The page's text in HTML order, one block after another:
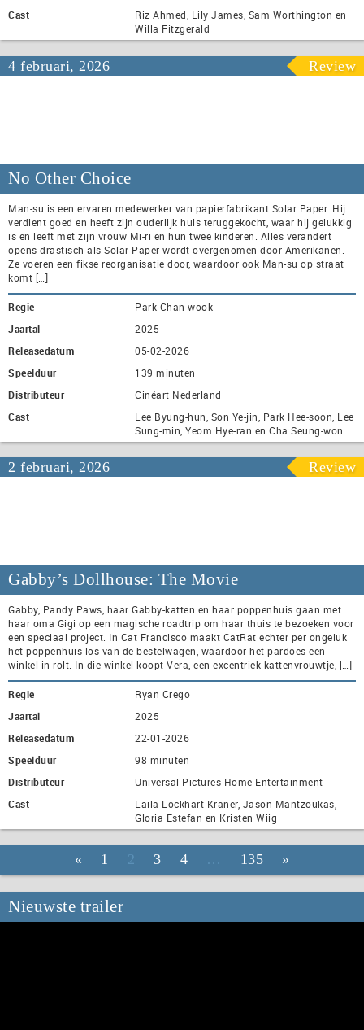
Cast
Riz Ahmed, Lily James, Sam Worthington en
Willa Fitzgerald
4 februari, 2026 Review
No Other Choice
Man-su is een ervaren medewerker van papierfabrikant Solar Paper. Hij
verdient goed en heeft zijn ouderlijk huis teruggekocht, waar hij gelukkig
is en leeft met zijn vrouw Mi-ri en hun twee kinderen. Alles verandert
opens drastisch als Solar Paper wordt overgenomen door Amerikanen.
Ze voeren een fikse reorganisatie door, waardoor ook Man-su op straat
komt […]
Regie
Park Chan-wook
Jaartal
2025
Releasedatum
05-02-2026
Speelduur
139 minuten
Distributeur
Cinéart Nederland
Cast
Lee Byung-hun, Son Ye-jin, Park Hee-soon, Lee
Sung-min, Yeom Hye-ran en Cha Seung-won
2 februari, 2026 Review
Gabby’s Dollhouse: The Movie
Gabby, Pandy Paws, haar Gabby-katten en haar poppenhuis gaan met
haar oma Gigi op een magische roadtrip om haar thuis te bezoeken voor
een speciaal project. In Cat Francisco maakt CatRat echter per ongeluk
het poppenhuis los van de bestelwagen, waardoor het pardoes een
winkel in rolt. In die winkel koopt Vera, een excentriek kattenvrouwtje, […]
Regie
Ryan Crego
Jaartal
2025
Releasedatum
22-01-2026
Speelduur
98 minuten
Distributeur
Universal Pictures Home Entertainment
Cast
Laila Lockhart Kraner, Jason Mantzoukas,
Gloria Estefan en Kristen Wiig
« 1 2 3 4 135 »
Nieuwste trailer